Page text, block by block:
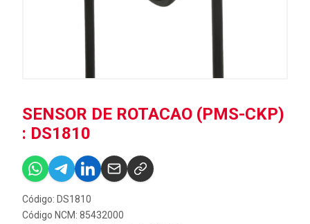
SENSOR DE ROTACAO (PMS-CKP)
: DS1810
Código: DS1810
Código NCM: 85432000